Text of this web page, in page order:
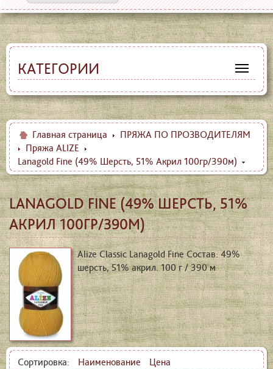
КАТЕГОРИИ
Главная страница
ПРЯЖА ПО ПРОЗВОДИТЕЛЯМ
Пряжа ALIZE
Lanagold Fine (49% Шерсть, 51% Акрил 100гр/390м)
LANAGOLD FINE (49% ШЕРСТЬ, 51%
АКРИЛ 100ГР/390М)
Alize Classic Lanagold Fine Состав: 49%
шерсть, 51% акрил. 100 г / 390 м
Сортировка: Наименование Цена